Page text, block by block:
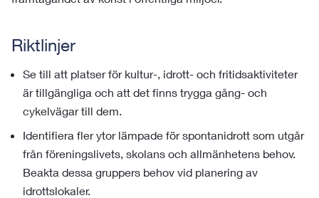
Riktlinjer
Se till att platser för kultur-, idrott- och fritidsaktiviteter
är tillgängliga och att det finns trygga gång- och
cykelvägar till dem.
Identifiera fler ytor lämpade för spontanidrott som utgår
från föreningslivets, skolans och allmänhetens behov.
Beakta dessa gruppers behov vid planering av
idrottslokaler.